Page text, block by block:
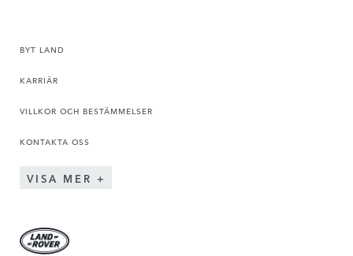
BYT LAND
KARRIÄR
VILLKOR OCH BESTÄMMELSER
KONTAKTA OSS
VISA MER